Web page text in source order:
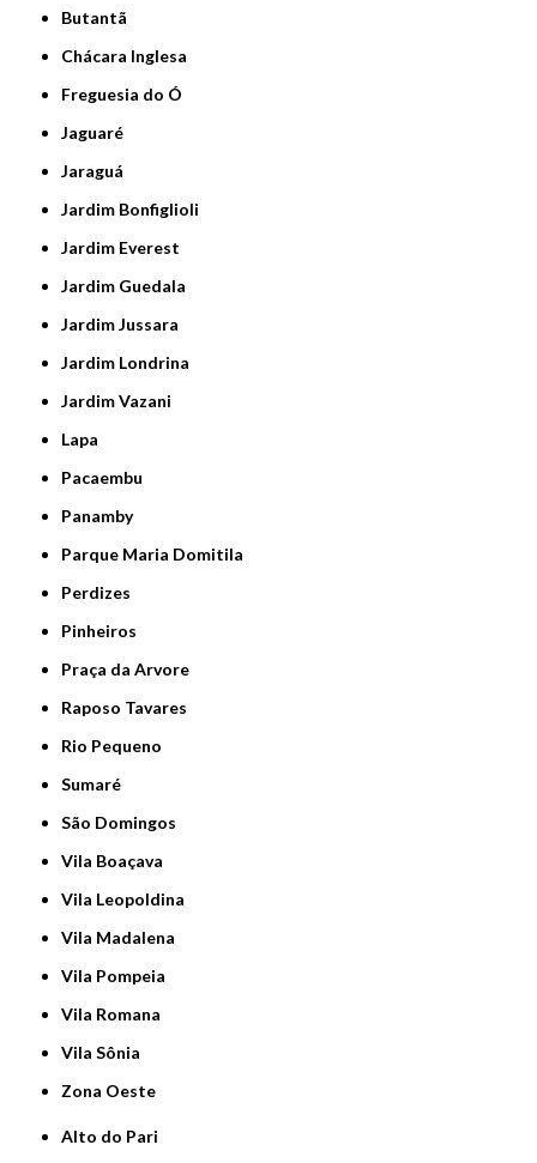
Butantã
Chácara Inglesa
Freguesia do Ó
Jaguaré
Jaraguá
Jardim Bonfiglioli
Jardim Everest
Jardim Guedala
Jardim Jussara
Jardim Londrina
Jardim Vazani
Lapa
Pacaembu
Panamby
Parque Maria Domitila
Perdizes
Pinheiros
Praça da Arvore
Raposo Tavares
Rio Pequeno
Sumaré
São Domingos
Vila Boaçava
Vila Leopoldina
Vila Madalena
Vila Pompeia
Vila Romana
Vila Sônia
Zona Oeste
Alto do Pari